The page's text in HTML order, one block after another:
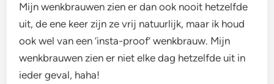
Mijn wenkbrauwen zien er dan ook nooit hetzelfde
uit, de ene keer zijn ze vrij natuurlijk, maar ik houd
ook wel van een ‘insta-proof’ wenkbrauw. Mijn
wenkbrauwen zien er niet elke dag hetzelfde uit in
ieder geval, haha!